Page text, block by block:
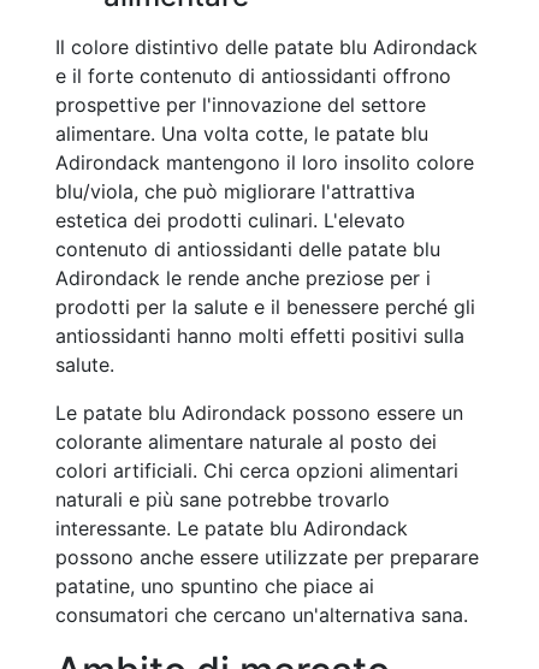
Il colore distintivo delle patate blu Adirondack
e il forte contenuto di antiossidanti offrono
prospettive per l'innovazione del settore
alimentare. Una volta cotte, le patate blu
Adirondack mantengono il loro insolito colore
blu/viola, che può migliorare l'attrattiva
estetica dei prodotti culinari. L'elevato
contenuto di antiossidanti delle patate blu
Adirondack le rende anche preziose per i
prodotti per la salute e il benessere perché gli
antiossidanti hanno molti effetti positivi sulla
salute.
Le patate blu Adirondack possono essere un
colorante alimentare naturale al posto dei
colori artificiali. Chi cerca opzioni alimentari
naturali e più sane potrebbe trovarlo
interessante. Le patate blu Adirondack
possono anche essere utilizzate per preparare
patatine, uno spuntino che piace ai
consumatori che cercano un'alternativa sana.